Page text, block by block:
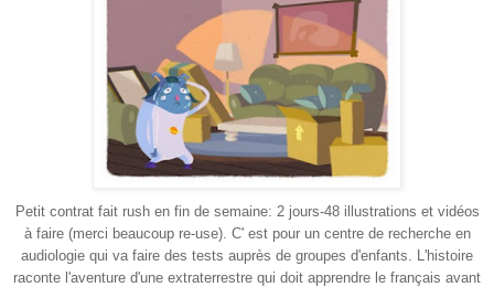
Petit contrat fait rush en fin de semaine: 2 jours-48 illustrations et vidéos
à faire (merci beaucoup re-use). C' est pour un centre de recherche en
audiologie qui va faire des tests auprès de groupes d'enfants. L'histoire
raconte l'aventure d'une extraterrestre qui doit apprendre le français avant